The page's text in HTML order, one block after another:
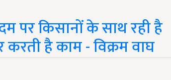
पर किसानों के साथ रही है
करती है काम - विक्रम वाघ